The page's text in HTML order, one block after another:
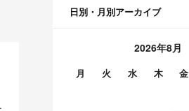
いぞ 他
日別・月別アーカイブ
2026年8月
月 火 水 木 金